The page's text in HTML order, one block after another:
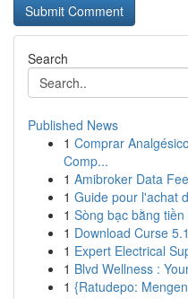
Search
Published News
1 Comprar
Comp...
1 Amibroker Data
1 Guide pour l'achat
1 Sòng bạc bằng
1 Download Curse 5.1
1 Expert Electrical
1 Blvd Wellness :
1 {Ratudepo: